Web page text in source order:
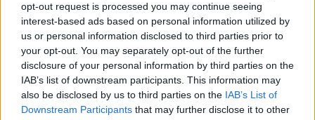
opt-out request is processed you may continue seeing
interest-based ads based on personal information utilized by
us or personal information disclosed to third parties prior to
your opt-out. You may separately opt-out of the further
disclosure of your personal information by third parties on the
IAB’s list of downstream participants. This information may
also be disclosed by us to third parties on the IAB’s List of
Downstream Participants that may further disclose it to other